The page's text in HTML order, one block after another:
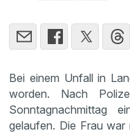
Bei einem Unfall in
worden. Nach
Sonntagnachmittag
gelaufen. Die Frau war